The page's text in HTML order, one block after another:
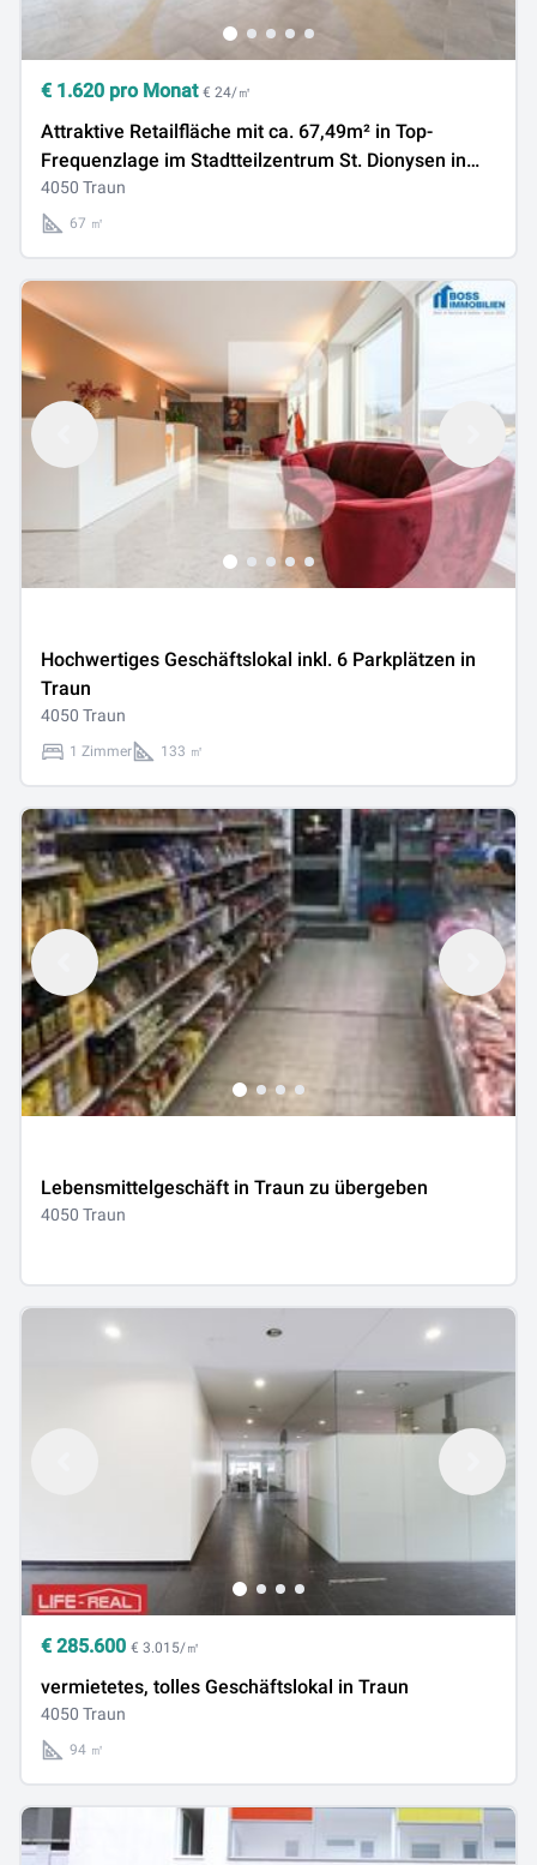
€ 1.620 pro Monat € 24/㎡
Attraktive Retailfläche mit ca. 67,49m² in Top-
Frequenzlage im Stadtteilzentrum St. Dionysen in
Traun zu vermieten!
4050 Traun
67 ㎡
Hochwertiges Geschäftslokal inkl. 6 Parkplätzen in
Traun
4050 Traun
1 Zimmer 133 ㎡
Lebensmittelgeschäft in Traun zu übergeben
4050 Traun
€ 285.600 € 3.015/㎡
vermietetes, tolles Geschäftslokal in Traun
4050 Traun
94 ㎡